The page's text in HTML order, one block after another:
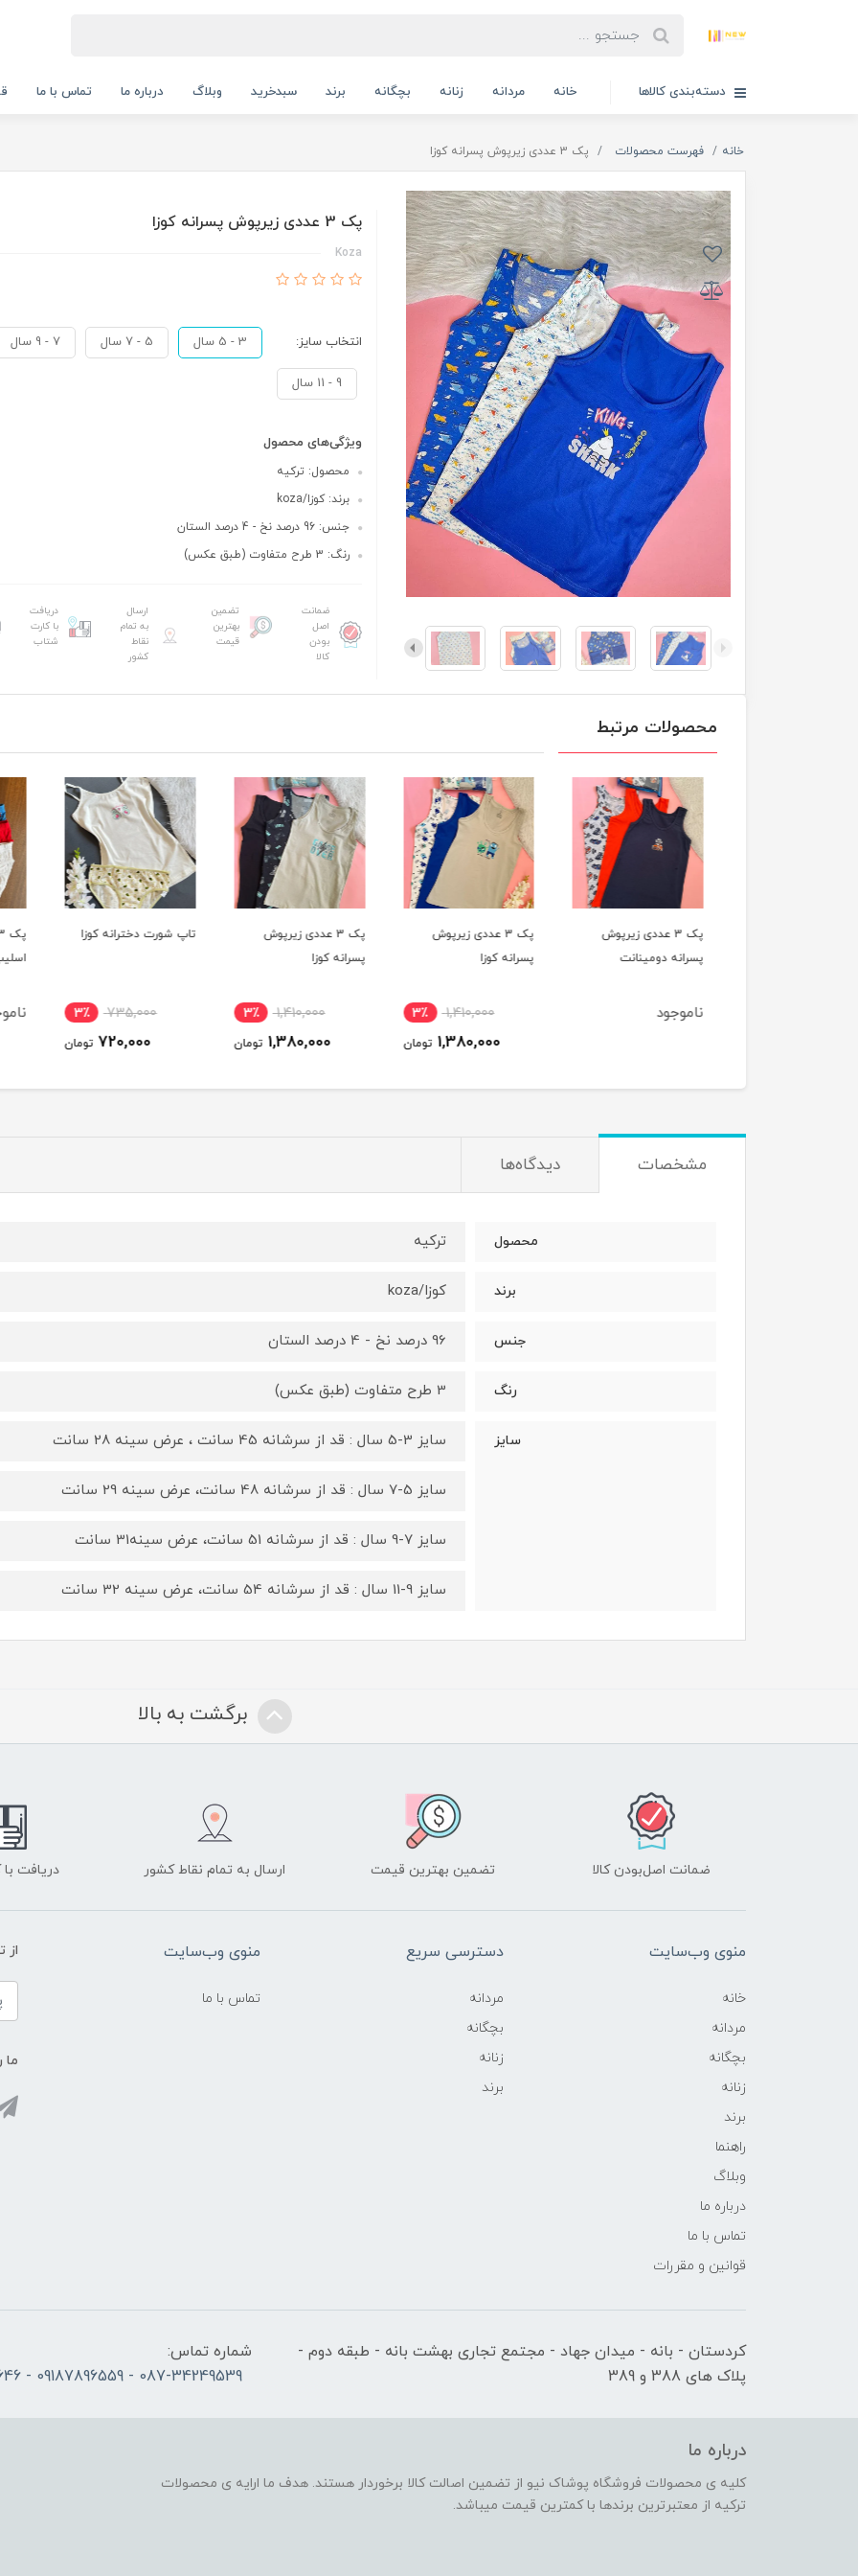
دسته‌بندی کالاها خانه مردانه زنانه بچگانه برند سبدخرید وبلاگ درباره ما تماس با ما
خانه فهرست محصولات پک 3 عددی زیرپوش پسرانه کوزا
پک 3 عددی زیرپوش پسرانه کوزا
Koza
انتخاب سایز: 3 - 5 سال 5 - 7 سال 7 - 9 سال
9 - 11 سال
ویژگی‌های محصول
محصول: ترکیه
برند: کوزا/koza
جنس: 96 درصد نخ - 4 درصد الستان
رنگ: 3 طرح متفاوت (طبق عکس)
ضمانت
اصل
بودن
کالا
تضمین
بهترین
قیمت
ارسال
به تمام
نقاط
کشور
دریافت
با کارت
شتاب
محصولات مرتبط
پک 3 عددی زیرپوش
پسرانه دومینانت
ناموجود
پک 3 عددی زیرپوش
پسرانه کوزا
1,410,000 3٪
1,380,000 تومان
پک 3 عددی زیرپوش
پسرانه کوزا
1,410,000 3٪
1,380,000 تومان
تاپ شورت دخترانه کوزا
735,000 3٪
720,000 تومان
مشخصات دیدگاه‌ها
محصول ترکیه
برند کوزا/koza
جنس 96 درصد نخ - 4 درصد الستان
رنگ 3 طرح متفاوت (طبق عکس)
سایز سایز 3-5 سال : قد از سرشانه 45 سانت ، عرض سینه 28 سانت
سایز 5-7 سال : قد از سرشانه 48 سانت، عرض سینه 29 سانت
سایز 7-9 سال : قد از سرشانه 51 سانت، عرض سینه31 سانت
سایز 9-11 سال : قد از سرشانه 54 سانت، عرض سینه 32 سانت
برگشت به بالا
ضمانت اصل‌بودن کالا تضمین بهترین قیمت ارسال به تمام نقاط کشور دریافت
منوی وب‌سایت
خانه
مردانه
بچگانه
زنانه
برند
راهنما
وبلاگ
درباره ما
تماس با ما
قوانین و مقررات
دسترسی سریع
مردانه
بچگانه
زنانه
برند
منوی وب‌سایت
تماس با ما
از
ما
کردستان - بانه - میدان جهاد - مجتمع تجاری بهشت بانه - طبقه دوم -
پلاک های 388 و 389
شماره تماس:
087-34249539 - 09187896559 - 09186686646
درباره ما
کلیه ی محصولات فروشگاه پوشاک نیو از تضمین اصالت کالا برخوردار هستند. هدف ما ارایه ی محصولات
ترکیه از معتبرترین برندها با کمترین قیمت میباشد.